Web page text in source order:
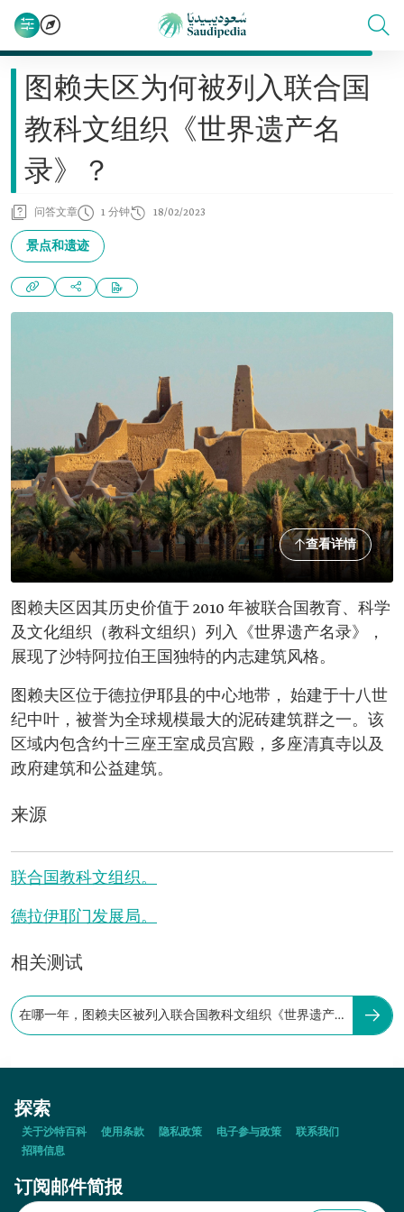
图赖夫区为何被列入联合国
教科文组织《世界遗产名
录》？
问答文章 1 分钟 18/02/2023
景点和遗迹
查看详情
图赖夫区因其历史价值于 2010 年被联合国教育、科学
及文化组织（教科文组织）列入《世界遗产名录》，
展现了沙特阿拉伯王国独特的内志建筑风格。
图赖夫区位于德拉伊耶县的中心地带， 始建于十八世
纪中叶，被誉为全球规模最大的泥砖建筑群之一。该
区域内包含约十三座王室成员宫殿，多座清真寺以及
政府建筑和公益建筑。
来源
联合国教科文组织。
德拉伊耶门发展局。
相关测试
在哪一年，图赖夫区被列入联合国教科文组织《世界遗产
探索
关于沙特百科 使用条款 隐私政策 电子参与政策
联系我们
招聘信息
订阅邮件简报